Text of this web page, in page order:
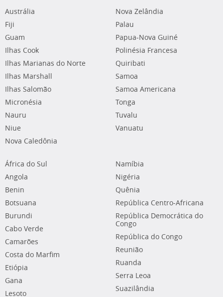
Austrália
Fiji
Guam
Ilhas Cook
Ilhas Marianas do Norte
Ilhas Marshall
Ilhas Salomão
Micronésia
Nauru
Niue
Nova Caledônia
Nova Zelândia
Palau
Papua-Nova Guiné
Polinésia Francesa
Quiribati
Samoa
Samoa Americana
Tonga
Tuvalu
Vanuatu
África do Sul
Angola
Benin
Botsuana
Burundi
Cabo Verde
Camarões
Costa do Marfim
Etiópia
Gana
Lesoto
Namíbia
Nigéria
Quênia
República Centro-Africana
República Democrática do
Congo
República do Congo
Reunião
Ruanda
Serra Leoa
Suazilândia